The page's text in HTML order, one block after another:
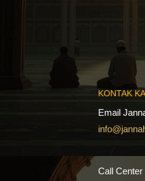
KONTAK
Email
Call Center